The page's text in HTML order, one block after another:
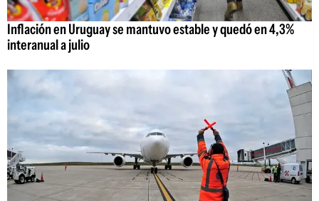
Inflación en Uruguay se mantuvo estable y quedó en 4,3%
interanual a julio